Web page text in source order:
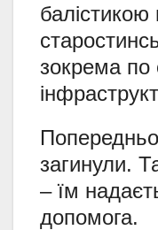
балістикою
зокрема по
загинули.
– їм
допомога.